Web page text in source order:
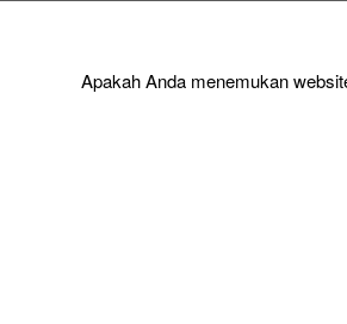
Apakah Anda menemukan